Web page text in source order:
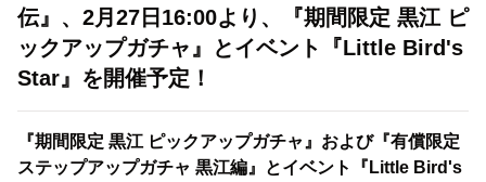
伝』、2月27日16:00より、『期間限定 黒江 ピ
ックアップガチャ』とイベント『Little Bird's
Star』を開催予定！
『期間限定 黒江 ピックアップガチャ』および『有償限定
ステップアップガチャ 黒江編』とイベント『Little Bird's